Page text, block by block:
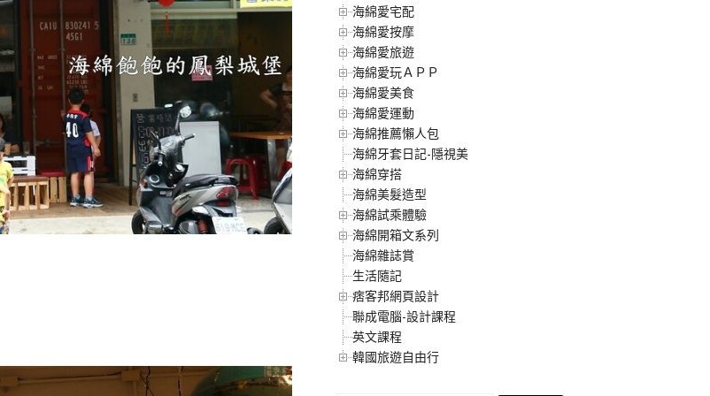
海綿愛宅配
海綿愛按摩
海綿愛旅遊
海綿愛玩ＡＰＰ
海綿愛美食
海綿愛運動
海綿推薦懶人包
海綿牙套日記-隱視美
海綿穿搭
海綿美髮造型
海綿試乘體驗
海綿開箱文系列
海綿雜誌賞
生活隨記
痞客邦網頁設計
聯成電腦-設計課程
英文課程
韓國旅遊自由行